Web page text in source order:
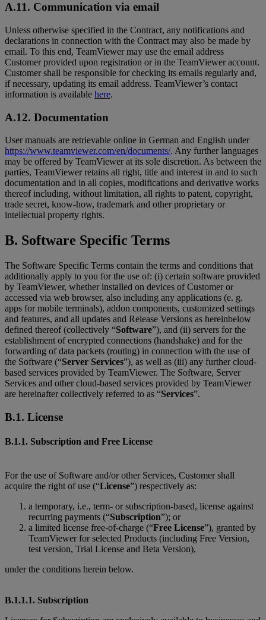
A.11. Communication via email
Unless otherwise specified in the Contract, any notifications and
declarations in connection with the Contract may also be made by
email. To this end, TeamViewer may use the email address
Customer provided upon registration or in the TeamViewer account.
Customer shall be responsible for checking its emails regularly and,
if necessary, updating its email address. TeamViewer’s contact
information is available here.
A.12. Documentation
User manuals are retrievable online in German and English under
https://www.teamviewer.com/en/documents/. Any further languages
may be offered by TeamViewer at its sole discretion. As between the
parties, TeamViewer retains all right, title and interest in and to such
documentation and in all copies, modifications and derivative works
thereof including, without limitation, all rights to patent, copyright,
trade secret, know-how, trademark and other proprietary or
intellectual property rights.
B. Software Specific Terms
The Software Specific Terms contain the terms and conditions that
additionally apply to you for the use of: (i) certain software provided
by TeamViewer, whether installed on devices of Customer or
accessed via web browser, also including any applications (e. g.
apps for mobile terminals), addon components, customized settings
and features, and all updates and Release Versions as hereinbelow
defined thereof (collectively “Software”), and (ii) servers for the
establishment of encrypted connections (handshake) and for the
forwarding of data packets (routing) in connection with the use of
the Software (“Server Services”), as well as (iii) any further cloud-
based services provided by TeamViewer. The Software, Server
Services and other cloud-based services provided by TeamViewer
are hereinafter collectively referred to as “Services”.
B.1. License
B.1.1. Subscription and Free License
For the use of Software and/or other Services, Customer shall
acquire the right of use (“License”) respectively as:
a temporary, i.e., term- or subscription-based, license against
recurring payments (“Subscription”); or
a limited license free-of-charge (“Free License”), granted by
TeamViewer for selected Products (including Free Version,
test version, Trial License and Beta Version),
under the conditions herein below.
B.1.1.1. Subscription